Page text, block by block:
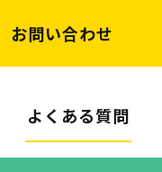
お問い合わせ
よくある質問